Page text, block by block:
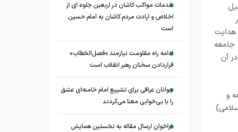
هدایت
جامعه
آن
و
خدمات مواکب کاشان در اربعین جلوه ای از
اخلاص و ارادت مردم کاشان به امام حسین
است
ادامه راه مقاومت نیازمند «فصل‌الخطاب»
قراردادن سخنان رهبر انقلاب است
جوانان عراقی برای تشییع امام خامنه‌ای عشق
را با بی‌خوابی معنا می‌کردند
فراخوان ارسال مقاله به نخستین همایش